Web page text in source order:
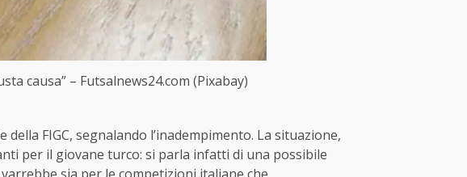
causa” – Futsalnews24.com (Pixabay)
FIGC, segnalando l’inadempimento. La situazione,
per il giovane turco: si parla infatti di una possibile
sia per le competizioni italiane che